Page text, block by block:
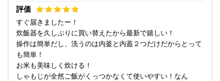
すぐ届きましたー！
炊飯器を久しぶりに買い替えたから最新で嬉しい！
操作は簡単だし、洗うのは内釜と内蓋２つだけだからとって
も簡単！
お米も美味しく炊ける！
しゃもじが全然ご飯がくっつかなくて使いやすい！なん